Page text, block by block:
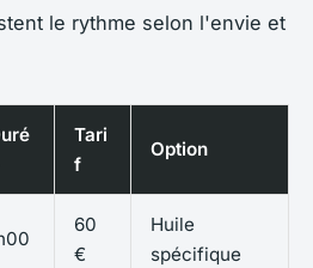
le rythme selon l'envie et
Tari
f
Option
60
€
Huile
spécifique